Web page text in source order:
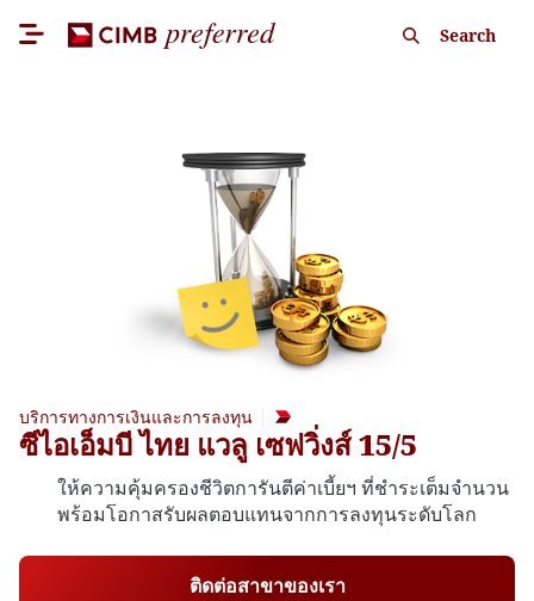
Search
บริการทางการเงินและการลงทุน
ซีไอเอ็มบี ไทย แวลู เซฟวิ่งส์ 15/5
ให้ความคุ้มครองชีวิตการันตีค่าเบี้ยฯ ที่ชำระเต็มจำนวน
พร้อมโอกาสรับผลตอบแทนจากการลงทุนระดับโลก
ติดต่อสาขาของเรา